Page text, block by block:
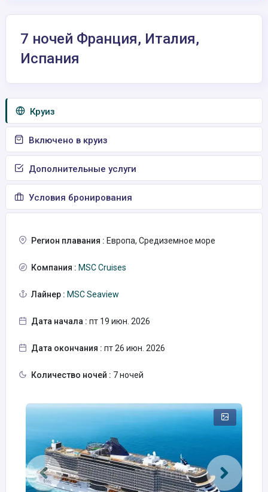
7 ночей Франция, Италия,
Испания
Круиз
Включено в круиз
Дополнительные услуги
Условия бронирования
Регион плавания : Европа, Средиземное море
Компания : MSC Cruises
Лайнер : MSC Seaview
Дата начала : пт 19 июн. 2026
Дата окончания : пт 26 июн. 2026
Количество ночей : 7 ночей